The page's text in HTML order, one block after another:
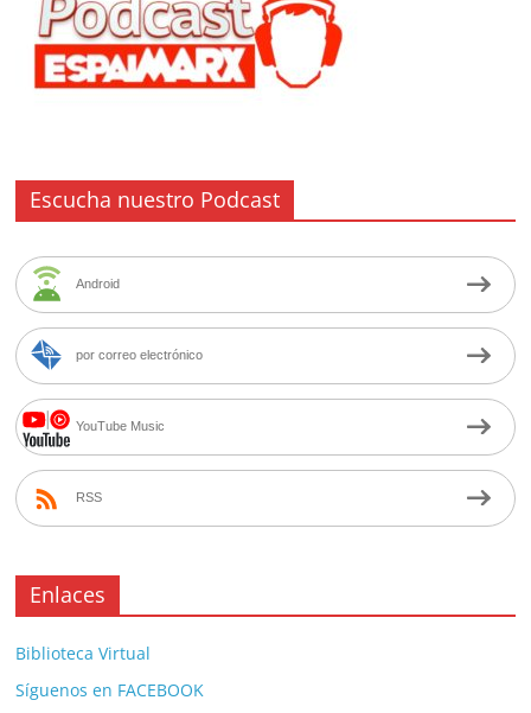
Escucha nuestro Podcast
Android
por correo electrónico
YouTube Music
RSS
Enlaces
Biblioteca Virtual
Síguenos en FACEBOOK